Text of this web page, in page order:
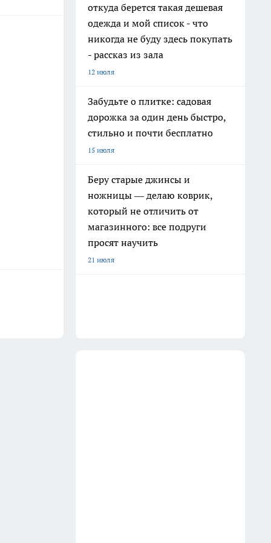
откуда берется такая дешевая
одежда и мой список - что
никогда не буду здесь покупать
- рассказ из зала
12 июля
Забудьте о плитке: садовая
дорожка за один день быстро,
стильно и почти бесплатно
15 июля
Беру старые джинсы и
ножницы — делаю коврик,
который не отличить от
магазинного: все подруги
просят научить
21 июля